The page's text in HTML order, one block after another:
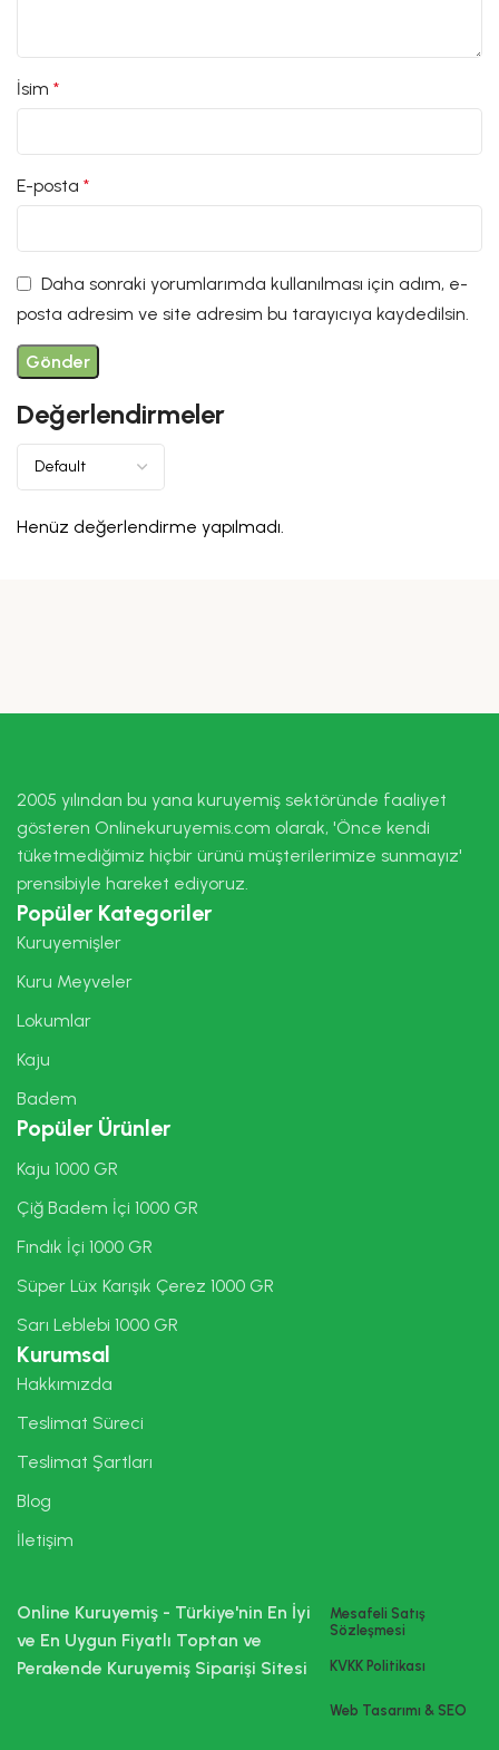
Değerlendirmeler
Henüz değerlendirme yapılmadı.
İsim*
E-posta*
Daha sonraki yorumlarımda kullanılması için adım, e-
posta adresim ve site adresim bu tarayıcıya kaydedilsin.
2005 yılından bu yana kuruyemiş sektöründe faaliyet
gösteren Onlinekuruyemis.com olarak, 'Önce kendi
tüketmediğimiz hiçbir ürünü müşterilerimize sunmayız'
prensibiyle hareket ediyoruz.
Popüler Kategoriler
Kuruyemişler
Kuru Meyveler
Lokumlar
Kaju
Badem
Popüler Ürünler
Kaju 1000 GR
Çiğ Badem İçi 1000 GR
Fındık İçi 1000 GR
Süper Lüx Karışık Çerez 1000 GR
Sarı Leblebi 1000 GR
Kurumsal
Hakkımızda
Teslimat Süreci
Teslimat Şartları
Blog
İletişim
Online Kuruyemiş - Türkiye'nin En İyi
ve En Uygun Fiyatlı Toptan ve
Perakende Kuruyemiş Siparişi Sitesi
Mesafeli Satış
Sözleşmesi
KVKK Politikası
Web Tasarımı & SEO